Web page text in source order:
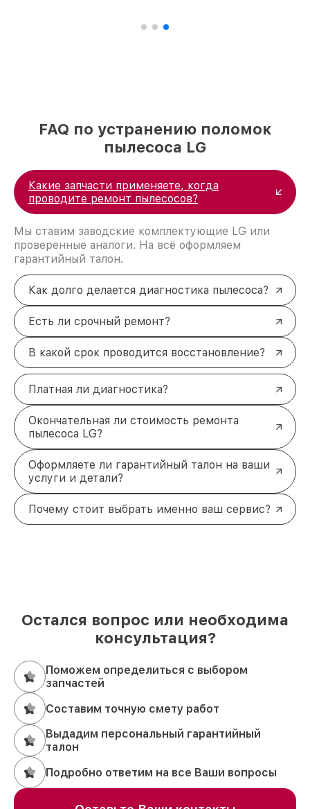
FAQ по устранению поломок
пылесоса LG
Какие запчасти применяете, когда
проводите ремонт пылесосов?
Мы ставим заводские комплектующие LG или
проверенные аналоги. На всё оформляем
гарантийный талон.
Как долго делается диагностика пылесоса?
Есть ли срочный ремонт?
В какой срок проводится восстановление?
Платная ли диагностика?
Окончательная ли стоимость ремонта
пылесоса LG?
Оформляете ли гарантийный талон на ваши
услуги и детали?
Почему стоит выбрать именно ваш сервис?
Остался вопрос или необходима
консультация?
Поможем определиться с выбором
запчастей
Составим точную смету работ
Выдадим персональный гарантийный
талон
Подробно ответим на все Ваши вопросы